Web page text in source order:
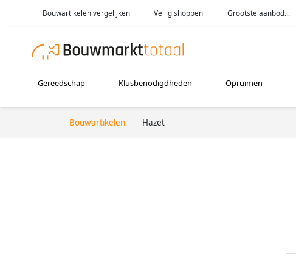
Bouwartikelen vergelijken Veilig shoppen Grootste aanbod...
Gereedschap Klusbenodigdheden Opruimen
Bouwartikelen Hazet